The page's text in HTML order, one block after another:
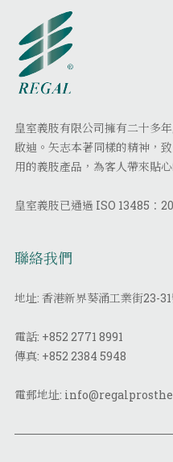
皇室義肢有限公司擁有二十多
啟迪。矢志本著同樣的精神，
用的義肢產品，為客人帶來貼心
皇室義肢已通過 ISO 13485：
聯絡我們
地址: 香港新界葵涌工業街23-
電話: +852 2771 8991
傳真: +852 2384 5948
電郵地址: